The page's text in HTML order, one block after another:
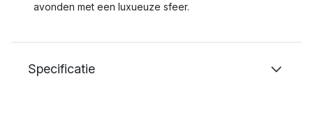
avonden met een luxueuze sfeer.
Specificatie